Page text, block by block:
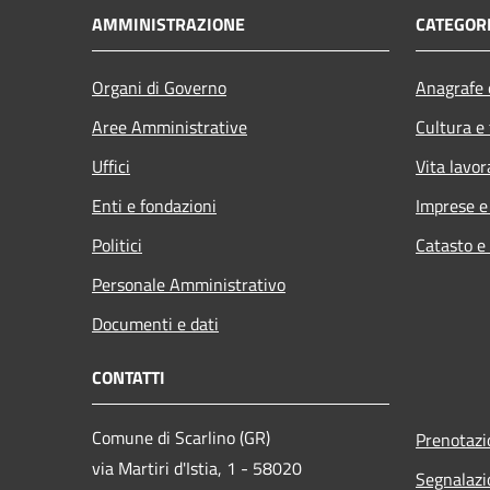
AMMINISTRAZIONE
Organi di Governo
Aree Amministrative
Uffici
Enti e fondazioni
Politici
Personale Amministrativo
Documenti e dati
Cultura
Vita
Imprese
Catasto
CONTATTI
Comune di Scarlino (GR)
via Martiri d'Istia, 1 - 58020